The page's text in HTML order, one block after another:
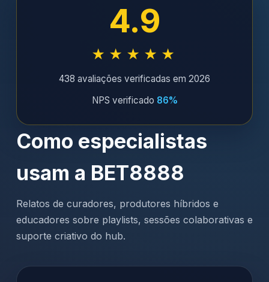
4.9
★★★★★
438 avaliações verificadas em 2026
NPS verificado 86%
Como especialistas
usam a BET8888
Relatos de curadores, produtores híbridos e
educadores sobre playlists, sessões colaborativas e
suporte criativo do hub.